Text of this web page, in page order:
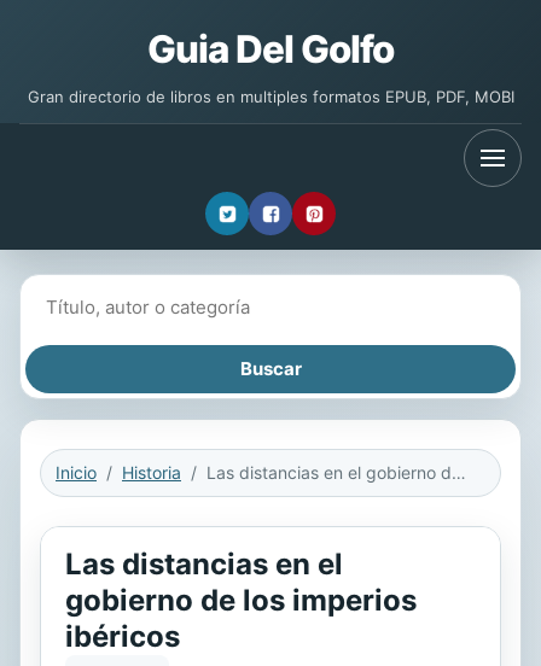
Guia Del Golfo
Gran directorio de libros en multiples formatos EPUB, PDF, MOBI
Inicio Historia Las distancias en el gobierno de los imperios ibéricos
Las distancias en el
gobierno de los imperios
ibéricos